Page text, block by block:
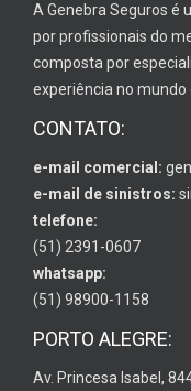
A Genebra Seguros é
por profissionais do
composta por
experiência no mundo
CONTATO:
e-mail comercial:
e-mail de sinistros:
telefone:
(51) 2391-0607
whatsapp:
(51) 98900-1158
PORTO ALEGRE:
Av. Princesa Isabel,